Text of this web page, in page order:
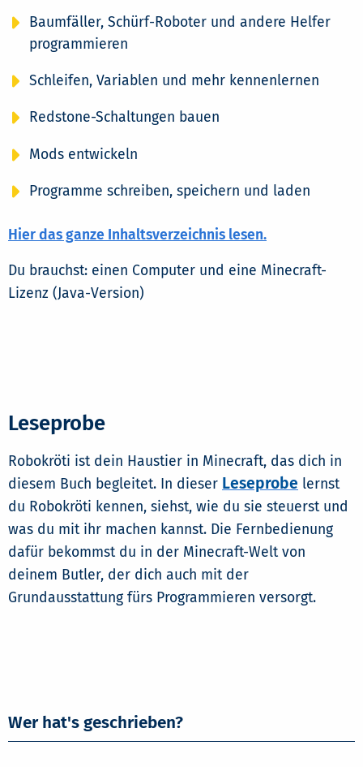
Baumfäller, Schürf-Roboter und andere Helfer
programmieren
Schleifen, Variablen und mehr kennenlernen
Redstone-Schaltungen bauen
Mods entwickeln
Programme schreiben, speichern und laden
Hier das ganze Inhaltsverzeichnis lesen.
Du brauchst: einen Computer und eine Minecraft-
Lizenz (Java-Version)
Leseprobe
Robokröti ist dein Haustier in Minecraft, das dich in
diesem Buch begleitet. In dieser Leseprobe lernst
du Robokröti kennen, siehst, wie du sie steuerst und
was du mit ihr machen kannst. Die Fernbedienung
dafür bekommst du in der Minecraft-Welt von
deinem Butler, der dich auch mit der
Grundausstattung fürs Programmieren versorgt.
Wer hat's geschrieben?